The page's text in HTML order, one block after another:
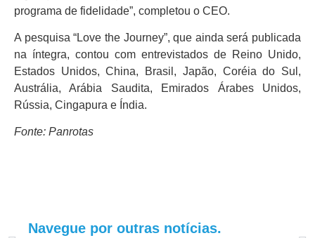
programa de fidelidade”, completou o CEO.
A pesquisa “Love the Journey”, que ainda será publicada
na íntegra, contou com entrevistados de Reino Unido,
Estados Unidos, China, Brasil, Japão, Coréia do Sul,
Austrália, Arábia Saudita, Emirados Árabes Unidos,
Rússia, Cingapura e Índia.
Fonte: Panrotas
Navegue por outras notícias.